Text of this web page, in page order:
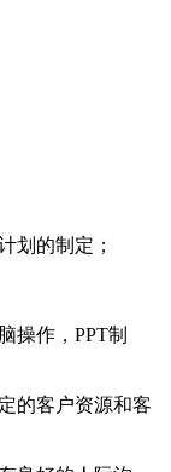
划的制定；
操作，PPT制
的客户资源和客